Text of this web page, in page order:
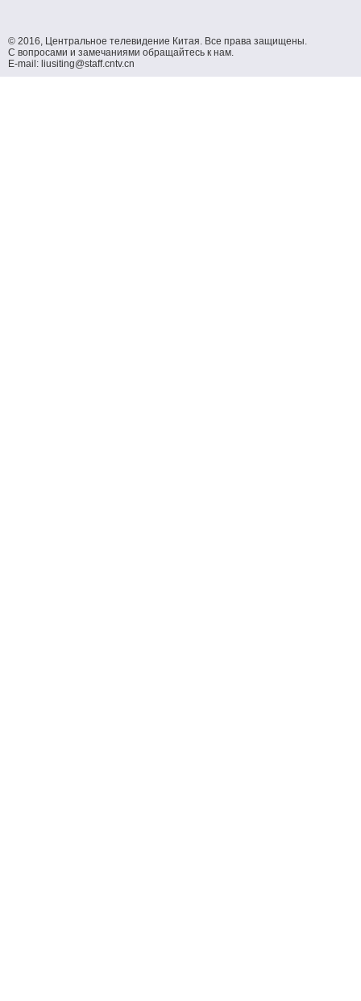
© 2016, Центральное телевидение Китая. Все права защищены.
С вопросами и замечаниями обращайтесь к нам.
E-mail: liusiting@staff.cntv.cn